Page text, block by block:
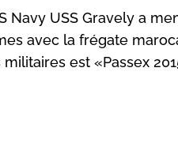
Navy USS Gravely a
avec la frégate
est «Passex